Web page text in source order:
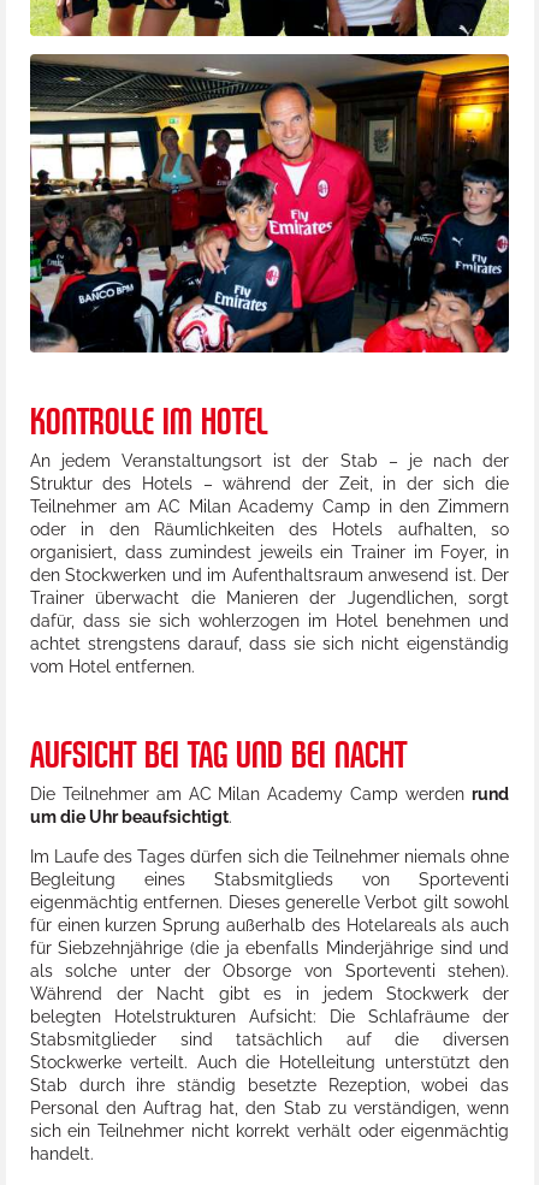
KONTROLLE IM HOTEL
An jedem Veranstaltungsort ist der Stab – je nach der
Struktur des Hotels – während der Zeit, in der sich die
Teilnehmer am AC Milan Academy Camp in den Zimmern
oder in den Räumlichkeiten des Hotels aufhalten, so
organisiert, dass zumindest jeweils ein Trainer im Foyer, in
den Stockwerken und im Aufenthaltsraum anwesend ist. Der
Trainer überwacht die Manieren der Jugendlichen, sorgt
dafür, dass sie sich wohlerzogen im Hotel benehmen und
achtet strengstens darauf, dass sie sich nicht eigenständig
vom Hotel entfernen.
AUFSICHT BEI TAG UND BEI NACHT
Die Teilnehmer am AC Milan Academy Camp werdenrund
um die Uhr beaufsichtigt.
Im Laufe des Tages dürfen sich die Teilnehmer niemals ohne
Begleitung eines Stabsmitglieds von Sporteventi
eigenmächtig entfernen. Dieses generelle Verbot gilt sowohl
für einen kurzen Sprung außerhalb des Hotelareals als auch
für Siebzehnjährige (die ja ebenfalls Minderjährige sind und
als solche unter der Obsorge von Sporteventi stehen).
Während der Nacht gibt es in jedem Stockwerk der
belegten Hotelstrukturen Aufsicht: Die Schlafräume der
Stabsmitglieder sind tatsächlich auf die diversen
Stockwerke verteilt. Auch die Hotelleitung unterstützt den
Stab durch ihre ständig besetzte Rezeption, wobei das
Personal den Auftrag hat, den Stab zu verständigen, wenn
sich ein Teilnehmer nicht korrekt verhält oder eigenmächtig
handelt.